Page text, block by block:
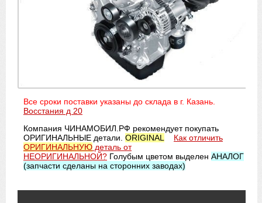
Все сроки поставки указаны до склада в г. Казань.
Восстания д 20
Компания ЧИНАМОБИЛ.РФ рекомендует покупать
ОРИГИНАЛЬНЫЕ детали. ORIGINAL
Как отличить
ОРИГИНАЛЬНУЮ деталь от
НЕОРИГИНАЛЬНОЙ? Голубым цветом выделен АНАЛОГ
(запчасти сделаны на сторонних заводах)